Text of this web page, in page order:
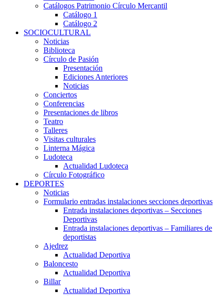
Catálogos Patrimonio Círculo Mercantil
Catálogo 1
Catálogo 2
SOCIOCULTURAL
Noticias
Biblioteca
Círculo de Pasión
Presentación
Ediciones Anteriores
Noticias
Conciertos
Conferencias
Presentaciones de libros
Teatro
Talleres
Visitas culturales
Linterna Mágica
Ludoteca
Actualidad Ludoteca
Círculo Fotográfico
DEPORTES
Noticias
Formulario entradas instalaciones secciones deportivas
Entrada instalaciones deportivas – Secciones
Deportivas
Entrada instalaciones deportivas – Familiares de
deportistas
Ajedrez
Actualidad Deportiva
Baloncesto
Actualidad Deportiva
Billar
Actualidad Deportiva